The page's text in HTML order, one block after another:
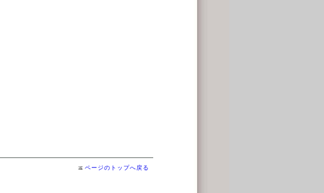
ページのトップへ戻る